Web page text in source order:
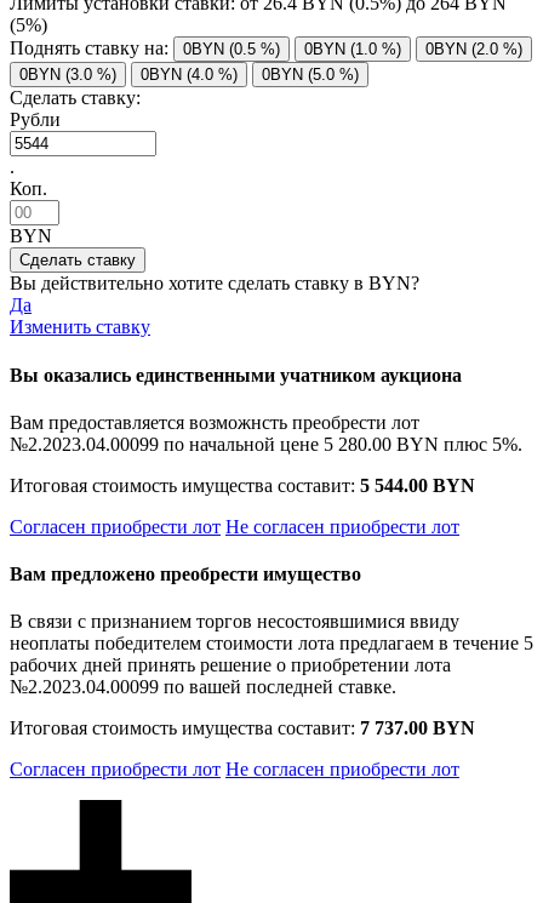
(5%)
Поднять ставку на:
0BYN (0.5 %) 0BYN (1.0 %)
0BYN (2.0 %)
0BYN (3.0 %)
0BYN (4.0 %) 0BYN (5.0 %)
Сделать ставку:
Рубли
.
Коп.
BYN
Вы действительно хотите сделать ставку в BYN?
Да
Изменить ставку
Вы оказались единственными учатником аукциона
Вам предоставляется возможнсть преобрести лот
№2.2023.04.00099 по начальной цене 5 280.00 BYN плюс 5%.
Итоговая стоимость имущества составит: 5 544.00 BYN
Согласен приобрести лот Не согласен приобрести лот
Вам предложено преобрести имущество
В связи с признанием торгов несостоявшимися ввиду
неоплаты победителем стоимости лота предлагаем в течение 5
рабочих дней принять решение о приобретении лота
№2.2023.04.00099 по вашей последней ставке.
Итоговая стоимость имущества составит: 7 737.00 BYN
Согласен приобрести лот Не согласен приобрести лот